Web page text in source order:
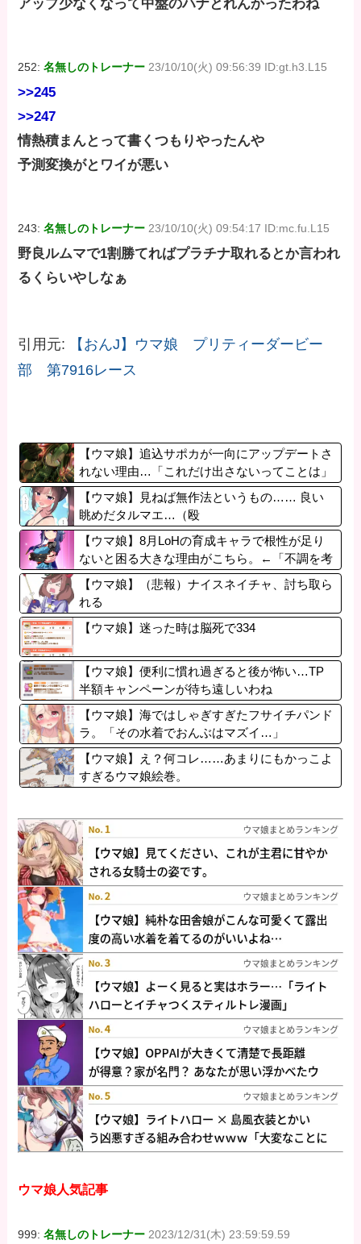
アップ少なくなって中盤のハナとれんかったわね
252:名無しのトレーナー 23/10/10(火) 09:56:39 ID:gt.h3.L15
>>245
>>247
情熱積まんとって書くつもりやったんや
予測変換がとワイが悪い
243:名無しのトレーナー 23/10/10(火) 09:54:17 ID:mc.fu.L15
野良ルムマで1割勝てればプラチナ取れるとか言われ
るくらいやしなぁ
引用元:
【おんJ】ウマ娘 プリティーダービー
部 第7916レース
【ウマ娘】追込サポカが一向にアップデートさ
れない理由…「これだけ出さないってことは」
【ウマ娘】見ねば無作法というもの…… 良い
眺めだタルマエ…（殴
【ウマ娘】8月LoHの育成キャラで根性が足り
ないと困る大きな理由がこちら。←「不調を考
慮すると1021必要」
【ウマ娘】（悲報）ナイスネイチャ、討ち取ら
れる
【ウマ娘】迷った時は脳死で334
【ウマ娘】便利に慣れ過ぎると後が怖い…TP
半額キャンペーンが待ち遠しいわね
【ウマ娘】海ではしゃぎすぎたフサイチパンド
ラ。「その水着でおんぶはマズイ…」
【ウマ娘】え？何コレ……あまりにもかっこよ
すぎるウマ娘絵巻。
ウマ娘人気記事
999:名無しのトレーナー 2023/12/31(木) 23:59:59.59